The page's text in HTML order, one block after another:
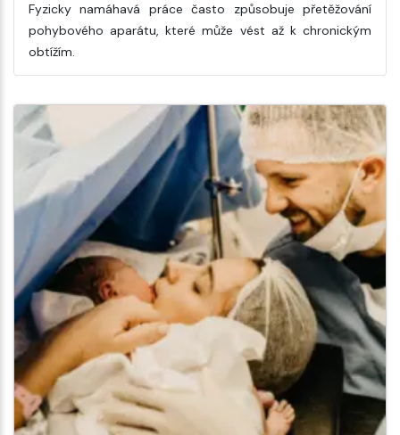
Fyzicky namáhavá práce často způsobuje přetěžování
pohybového aparátu, které může vést až k chronickým
obtížím.